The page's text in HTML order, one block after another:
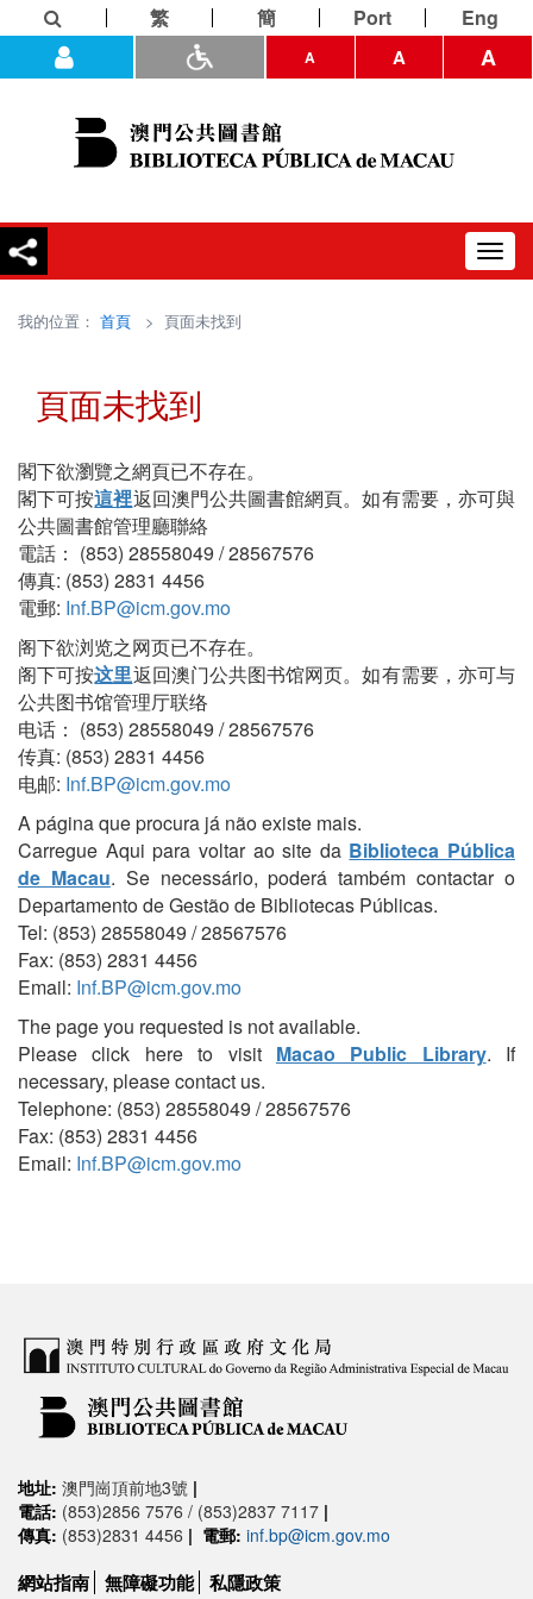
繁 簡 Port Eng
A A A
我的位置： 首頁 > 頁面未找到
頁面未找到
閣下欲瀏覽之網頁已不存在。
閣下可按這裡返回澳門公共圖書館網頁。如有需要，亦可與
公共圖書館管理廳聯絡
電話： (853) 28558049 / 28567576
傳真: (853) 2831 4456
電郵: Inf.BP@icm.gov.mo
阁下欲浏览之网页已不存在。
阁下可按这里返回澳门公共图书馆网页。如有需要，亦可与
公共图书馆管理厅联络
电话： (853) 28558049 / 28567576
传真: (853) 2831 4456
电邮: Inf.BP@icm.gov.mo
A página que procura já não existe mais.
Carregue Aqui para voltar ao site da Biblioteca Pública
de Macau. Se necessário, poderá também contactar o
Departamento de Gestão de Bibliotecas Públicas.
Tel: (853) 28558049 / 28567576
Fax: (853) 2831 4456
Email: Inf.BP@icm.gov.mo
The page you requested is not available.
Please click here to visit Macao Public Library. If
necessary, please contact us.
Telephone: (853) 28558049 / 28567576
Fax: (853) 2831 4456
Email: Inf.BP@icm.gov.mo
地址: 澳門崗頂前地3號 |
電話: (853)2856 7576 / (853)2837 7117 |
傳真: (853)2831 4456 | 電郵: inf.bp@icm.gov.mo
網站指南 無障礙功能 私隱政策